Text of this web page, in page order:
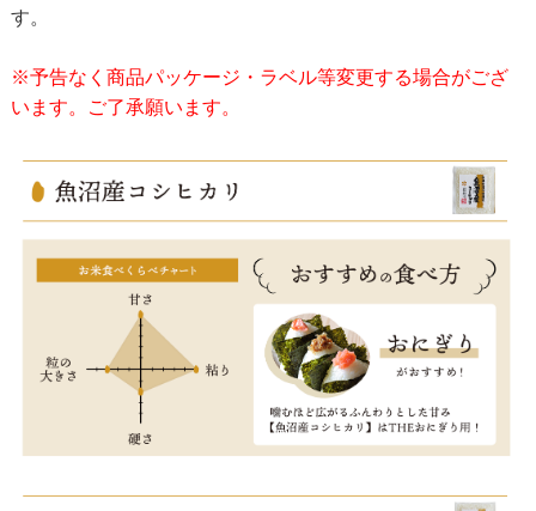
す。
※予告なく商品パッケージ・ラベル等変更する場合がござ
います。ご了承願います。